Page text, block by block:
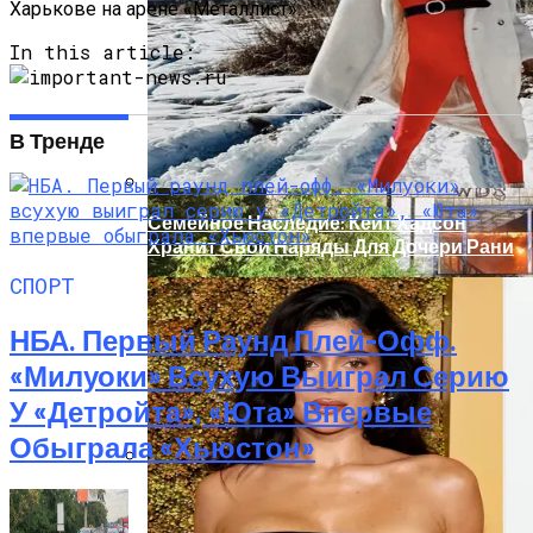
В Николаеве Во Время Задержания
Умер 29-Летний Мужчина
В Киеве Ночью Сгорело Заброшенное
Здание
Семейное Наследие: Кейт Хадсон
Хранит Свои Наряды Для Дочери Рани
Харькове на арене «Металлист».
In this article:
В Тренде
СПОРТ
НБА. Первый Раунд Плей-Офф.
«Милуоки» Всухую Выиграл Серию
У «Детройта», «Юта» Впервые
Обыграла «Хьюстон»